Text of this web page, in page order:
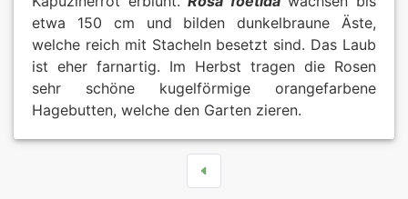
etwa 150 cm und bilden dunkelbraune Äste,
welche reich mit Stacheln besetzt sind. Das Laub
ist eher farnartig. Im Herbst tragen die Rosen
sehr schöne kugelförmige orangefarbene
Hagebutten, welche den Garten zieren.